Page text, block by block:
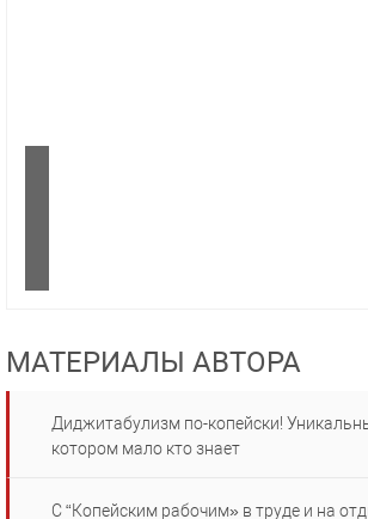
МАТЕРИАЛЫ АВТОРА
Диджитабулизм по-копейски!
котором мало кто знает
С “Копейским рабочим» в труде и на